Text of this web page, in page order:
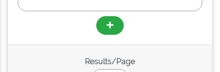
Results/Page